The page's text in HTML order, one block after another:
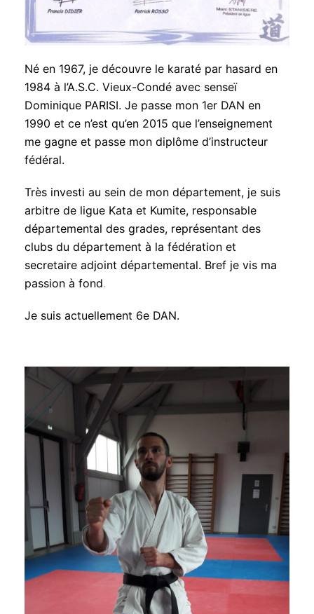
Né en 1967, je découvre le karaté par hasard en
1984 à l’A.S.C. Vieux-Condé avec senseï
Dominique PARISI. Je passe mon 1er DAN en
1990 et ce n’est qu’en 2015 que l’enseignement
me gagne et passe mon diplôme d’instructeur
fédéral.
Très investi au sein de mon département, je suis
arbitre de ligue Kata et Kumite, responsable
départemental des grades, représentant des
clubs du département à la fédération et
secretaire adjoint départemental. Bref je vis ma
passion à fond.
Je suis actuellement 6e DAN.